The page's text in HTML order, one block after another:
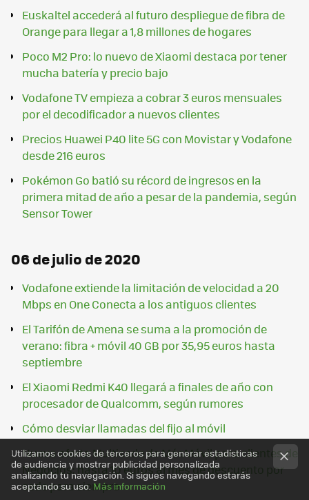
Euskaltel accederá al futuro despliegue de fibra de
Orange para llegar a 1,8 millones de hogares
Poco M2 Pro: lo nuevo de Xiaomi destaca por tener
mucha batería y precio bajo
Vodafone TV empieza a cobrar 3 euros mensuales
por el decodificador a nuevos clientes
Precios Huawei P40 lite 5G con Movistar y Vodafone
desde 216 euros
Pokémon Go batió su récord de ingresos en la
primera mitad de año a pesar de la pandemia, según
Sensor Tower
06 de julio de 2020
Vodafone extiende la limitación de velocidad a 20
Mbps en One Conecta a los antiguos clientes
El Tarifón de Amena se suma a la promoción de
verano: fibra + móvil 40 GB por 35,95 euros hasta
septiembre
El Xiaomi Redmi K40 llegará a finales de año con
procesador de Qualcomm, según rumores
Cómo desviar llamadas del fijo al móvil
Nueva oferta Multisede de MásMóvil para clientes de
Negocios: hasta 10 euros al mes de descuento por
sede para siempre
Utilizamos cookies de terceros para generar estadísticas
de audiencia y mostrar publicidad personalizada
analizando tu navegación. Si sigues navegando estarás
aceptando su uso. Más información